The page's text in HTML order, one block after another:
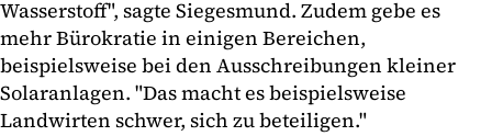
Wasserstoff", sagte Siegesmund. Zudem gebe es
mehr Bürokratie in einigen Bereichen,
beispielsweise bei den Ausschreibungen kleiner
Solaranlagen. "Das macht es beispielsweise
Landwirten schwer, sich zu beteiligen."